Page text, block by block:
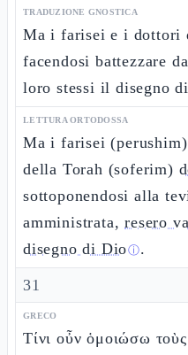
TRADUZIONE GNOSTICA
Ma i farisei e i dottori
facendosi battezzare
loro stessi il disegno
LETTURA ORTODOSSA
Ma i farisei
della Torah (soferim)
sottoponendosi alla
amministrata,resero
disegno di Dioⓘ.
31
GRECO
Τίνι οὖν ὁμοιώσω